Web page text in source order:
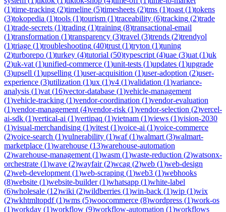
(1)time-tracking (2)timeline (5)timesheets (2)tms (1)toast (1)tokens
(3)tokopedia (1)tools (1)tourism (1)traceability (6)tracking (2)trade
(1)trade-secrets (1)trading (1)training (8)transactional-email
(1)transformation (1)transparency (3)travel (3)trends (2)trendyol
(1)triage (1)troubleshooting (40)trust (1)tryton (1)tuning
(2)turborepo (1)turkey (4)tutorial (50)typescript (4)uae (3)uat (1)uk
(2)uk-vat (1)unified-commerce (1)unit-tests (1)updates (1)upgrade
(3)upsell (1)upselling (1)user-acquisition (1)user-adoption (2)user-
experience (3)utilization (1)ux (1)v4 (1)validation (1)variance-
analysis (1)vat (16)vector-database (1)vehicle-management
(1)vehicle-tracking (1)vendor-coordination (1)vendor-evaluation
(1)vendor-management (4)vendor-risk (1)vendor-selection (2)vercel-
ai-sdk (1)vertical-ai (1)vertipaq (1)vietnam (1)views (1)vision-2030
(1)visual-merchandising (1)vitest (1)voice-ai (1)voice-commerce
(2)voice-search (1)vulnerability (1)waf(1)walmart (3)walmart-
marketplace (1)warehouse (13)warehouse-automation
(2)warehouse-management (1)wasm (1)waste-reduction (2)watsonx-
orchestrate (1)wave (2)wayfair(2)wcag (2)web (1)web-design
(2)web-development (1)web-scraping (1)web3 (1)webhooks
(8)website (1)website-builder(1)whatsapp (1)white-label
(6)wholesale (12)wiki (2)wildberries (1)win-back (1)wip (1)wix
(2)wkhtmltopdf(1)wms (5)woocommerce (8)wordpress (1)work-os
(1)workday (1)workflow (9)workflow-automation (1)workflows